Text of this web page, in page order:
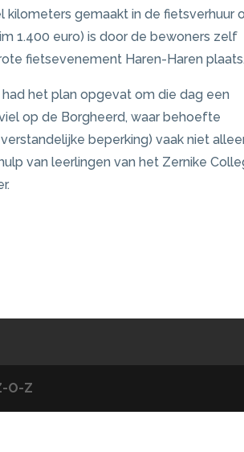
gemaakt in de fietsverhuur
1.400 euro) is door de bewoners zelf
fietsevenement Haren-Haren plaats.
het plan opgevat om die dag een
op de Borgheerd, waar behoefte
beperking) vaak niet
van leerlingen van het Zernike
O-Z